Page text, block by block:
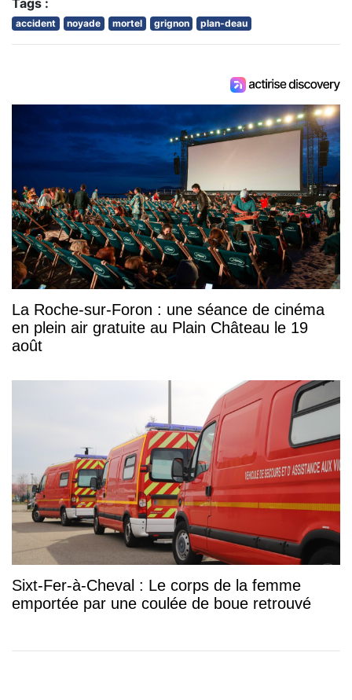
accident noyade mortel grignon plan-deau
La Roche-sur-Foron : une séance de cinéma
en plein air gratuite au Plain Château le 19
août
Sixt-Fer-à-Cheval : Le corps de la femme
emportée par une coulée de boue retrouvé